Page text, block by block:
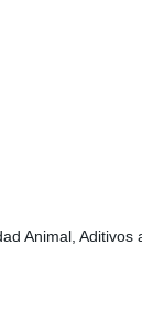
Animal, Aditivos